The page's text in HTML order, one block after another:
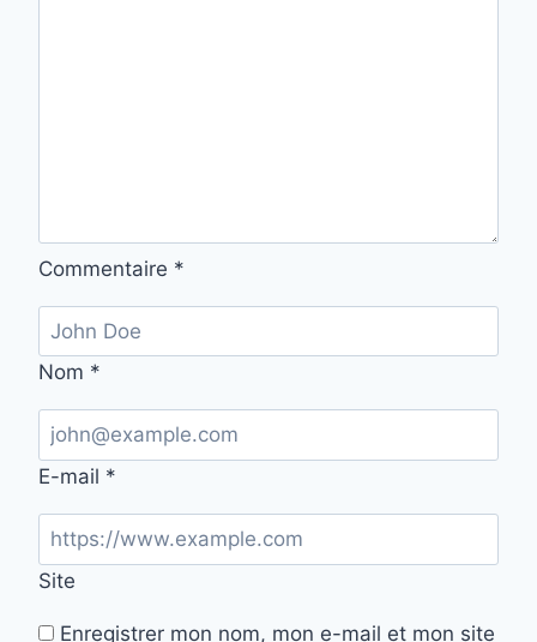
Commentaire *
Nom *
E-mail *
Site
Enregistrer mon nom, mon e-mail et mon site